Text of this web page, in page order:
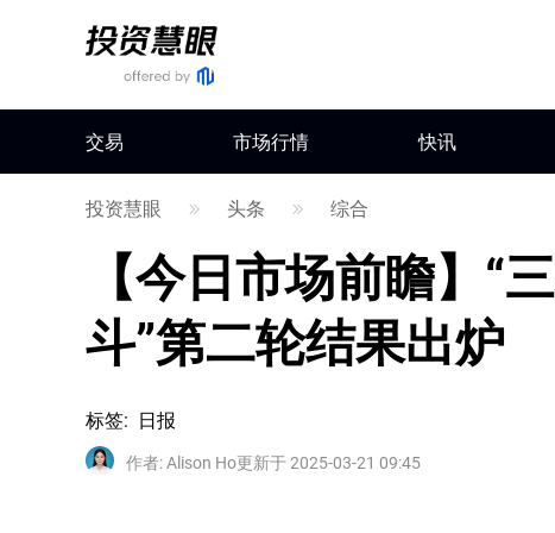
交易 市场行情 快讯
投资慧眼 头条 综合
【今日市场前瞻】“
斗”第二轮结果出炉
标签: 日报
作者:Alison Ho更新于 2025-03-21 09:45